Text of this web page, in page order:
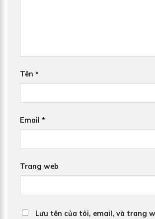
Tên *
Email *
Trang web
Lưu tên của tôi, email, và trang